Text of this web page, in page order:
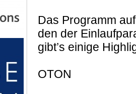
Das Programm
den der
gibt’s einige
OTON